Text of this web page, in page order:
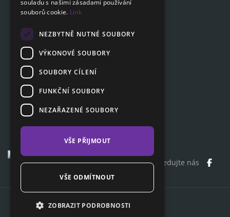
Otázky a odpovědi
Poradna
Zákaznická sekce
Kontakty
Sledujte nás
souladu s našimi zásadami používání
souborů cookie. Link
NEZBYTNĚ NUTNÉ SOUBORY
VÝKONOVÉ SOUBORY
SOUBORY CÍLENÍ
FUNKČNÍ SOUBORY
NEZAŘAZENÉ SOUBORY
VŠE PŘIJMOUT
VŠE ODMÍTNOUT
ZOBRAZIT PODROBNOSTI